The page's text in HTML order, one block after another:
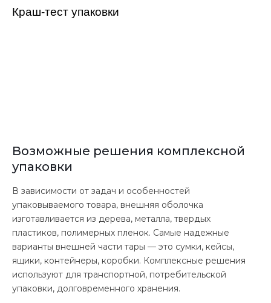
Краш-тест упаковки
Возможные решения комплексной
упаковки
В зависимости от задач и особенностей
упаковываемого товара, внешняя оболочка
изготавливается из дерева, металла, твердых
пластиков, полимерных пленок. Самые надежные
варианты внешней части тары — это сумки, кейсы,
ящики, контейнеры, коробки. Комплексные решения
используют для транспортной, потребительской
упаковки, долговременного хранения.